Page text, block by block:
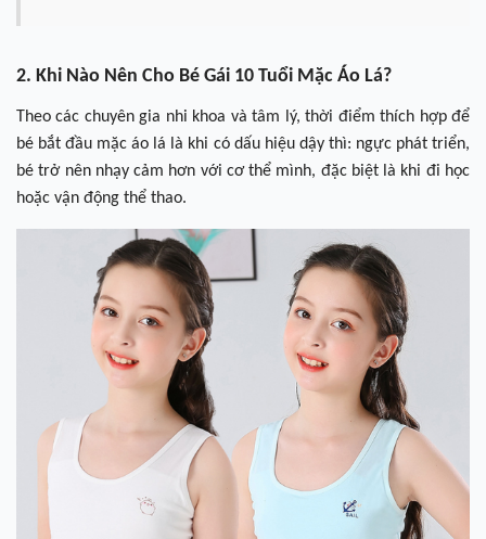
2. Khi Nào Nên Cho Bé Gái 10 Tuổi Mặc Áo Lá?
Theo các chuyên gia nhi khoa và tâm lý, thời điểm thích hợp để
bé bắt đầu mặc áo lá là khi có dấu hiệu dậy thì: ngực phát triển,
bé trở nên nhạy cảm hơn với cơ thể mình, đặc biệt là khi đi học
hoặc vận động thể thao.